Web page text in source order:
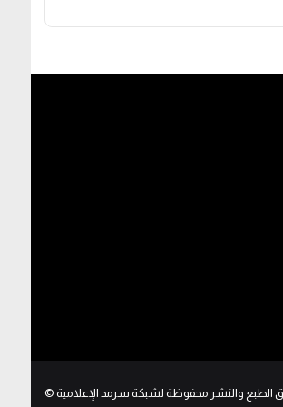
الطبع والنشر محفوظة لشبكة سرمد الإعلامية ©